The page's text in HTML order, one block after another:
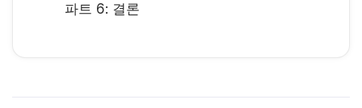
파트 6: 결론